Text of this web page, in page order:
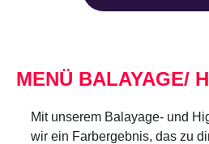
MENÜ BALAYAGE/
Mit unserem Balayage- und
wir ein Farbergebnis, das zu